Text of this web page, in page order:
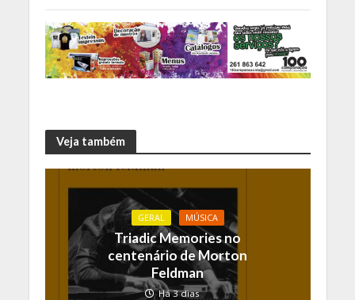
Veja também
GERAL MÚSICA
Triadic Memories no
centenário de Morton
Feldman
Há 3 dias